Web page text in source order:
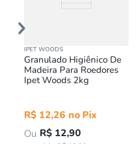
IPET WOODS
Granulado Higiênico De
Madeira Para Roedores
Ipet Woods 2kg
R$ 12,26
R$ 12,90